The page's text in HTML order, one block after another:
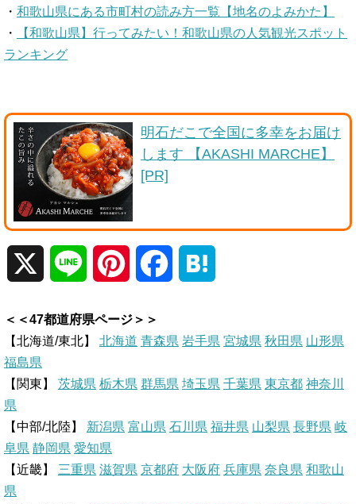
・ 和歌山県にある市町村の読み方一覧【地名のよみかた】
・
【和歌山県】行ってみたい！和歌山県の人気観光スポット
ランキング
明石だこで全国に多幸をお届け
します 【AKASHI MARCHE】
[PR]
n n c t
＜＜47都道府県ページ＞＞
【北海道/東北】 北海道 青森県 岩手県 宮城県 秋田県 山形県
福島県
【関東】 茨城県 栃木県 群馬県 埼玉県 千葉県 東京都 神奈川
県
【中部/北陸】 新潟県 富山県 石川県 福井県 山梨県 長野県 岐
阜県 静岡県 愛知県
【近畿】 三重県 滋賀県 京都府 大阪府 兵庫県 奈良県 和歌山
県